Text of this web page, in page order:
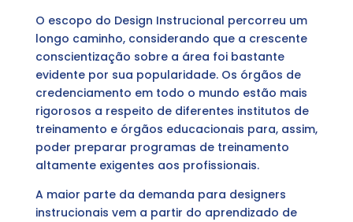
O escopo do Design Instrucional percorreu um
longo caminho, considerando que a crescente
conscientização sobre a área foi bastante
evidente por sua popularidade. Os órgãos de
credenciamento em todo o mundo estão mais
rigorosos a respeito de diferentes institutos de
treinamento e órgãos educacionais para, assim,
poder preparar programas de treinamento
altamente exigentes aos profissionais.
A maior parte da demanda para designers
instrucionais vem a partir do aprendizado de